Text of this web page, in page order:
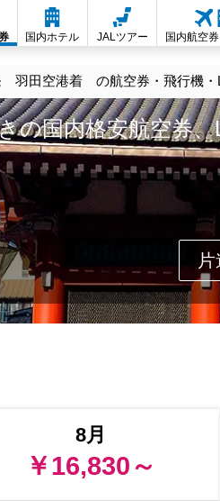
国内ホテル JALツアー 国内航空
羽田空港着 の航空券・飛行機・
の国内格安航空券
8月
￥16,830～